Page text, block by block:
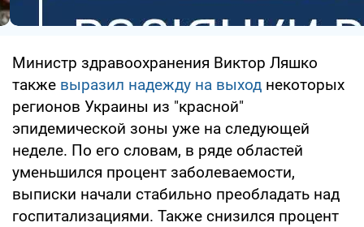
Министр здравоохранения Виктор Ляшко
также выразил надежду на выход некоторых
регионов Украины из "красной"
эпидемической зоны уже на следующей
неделе. По его словам, в ряде областей
уменьшился процент заболеваемости,
выписки начали стабильно преобладать над
госпитализациями. Также снизился процент